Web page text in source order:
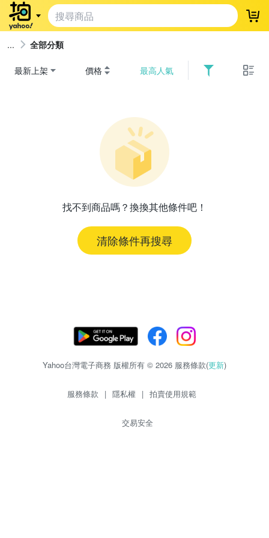
登
全部分類
最新上架 價格 最高人氣
找不到商品嗎？換換其他條件吧！
清除條件再搜尋
Yahoo台灣電子商務 版權所有 © 2026 服務條款(更新)
服務條款 | 隱私權 | 拍賣使用規範
交易安全